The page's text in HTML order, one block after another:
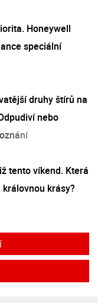
Honeywell
speciální
druhy štírů na
nebo
tento víkend. Která
krásy?